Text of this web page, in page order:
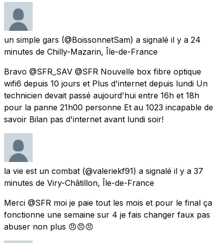
un simple gars (@BoissonnetSam) a signalé il y a 24
minutes de Chilly-Mazarin, Île-de-France
Bravo @SFR_SAV @SFR Nouvelle box fibre optique
wifi6 depuis 10 jours et Plus d'internet depuis lundi Un
technicien devait passé aujourd'hui entre 16h et 18h
pour la panne 21h00 personne Et au 1023 incapable de
savoir Bilan pas d'internet avant lundi soir!
la vie est un combat (@valeriekf91) a signalé il y a 37
minutes de Viry-Châtillon, Île-de-France
Merci @SFR moi je paie tout les mois et pour le final ça
fonctionne une semaine sur 4 je fais changer faux pas
abuser non plus 😠😠😠